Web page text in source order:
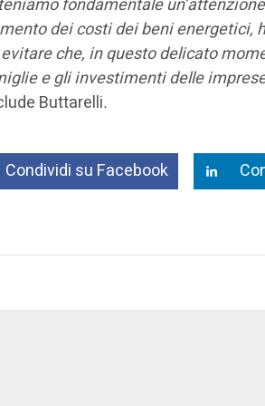
fondamentale
dei costi dei beni
che, in questo delicato
e gli investimenti delle
Buttarelli.
Condividi su Facebook